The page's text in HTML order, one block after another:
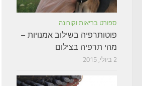
ספורט בריאות וקורונה
פוטותרפיה בשילוב אמנויות –
מהי תרפיה בצילום
2 ביולי, 2015